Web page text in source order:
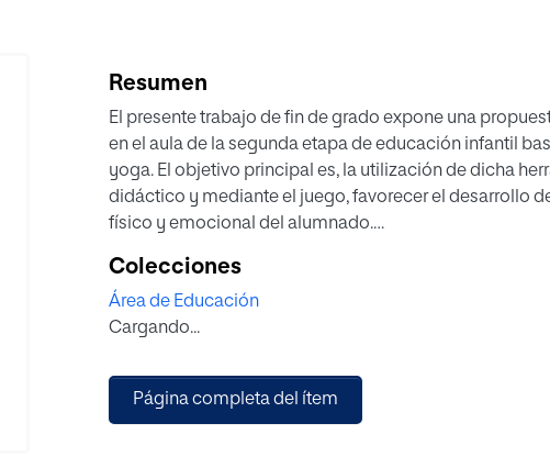
Resumen
El presente trabajo de fin de grado expone una
en el aula de la segunda etapa de educación infantil
yoga. El objetivo principal es, la utilización de dicha
didáctico y mediante el juego, favorecer el desarrollo
físico y emocional del alumnado.
formación de un esquema corporal adecuado,
enseñanza-aprendizaje que se darán posteriormente,
y el escribir. Repercutiendo todo ello en un mayor
Colecciones
Área de Educación
Cargando...
Página completa del ítem